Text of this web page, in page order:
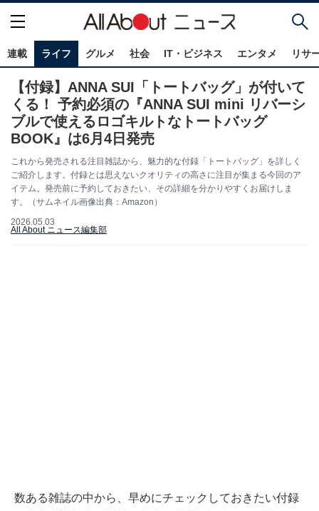
連載 ライフ グルメ 社会 IT・ビジネス エンタメ リサ
【付録】ANNA SUI「トートバッグ」が付いて
くる！ 予約必須の『ANNA SUI mini リバーシ
ブルで使えるロゴキルトなトートバッグ
BOOK』は6月4日発売
これから発売される注目雑誌から、魅力的な付録「トートバッグ」を詳しく
ご紹介します。付録とは思えないクオリティの高さに注目が集まる今回のア
イテム。発売前に予約しておきたい、その詳細を分かりやすくお届けしま
す。（サムネイル画像出典：Amazon）
2026.05.03
All About ニュース編集部
数ある雑誌の中から、早めにチェックしておきたい付録